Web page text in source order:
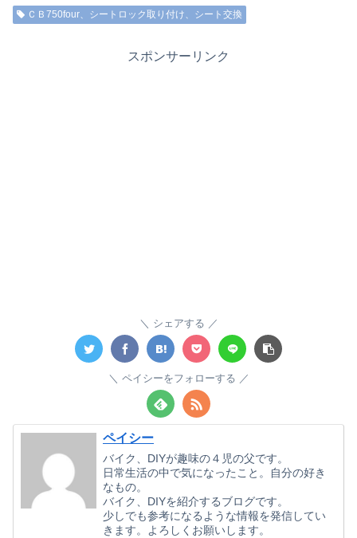
ＣＢ750four、シートロック取り付け、シート交換
スポンサーリンク
シェアする
ペイシーをフォローする
ペイシー
バイク、DIYが趣味の４児の父です。
日常生活の中で気になったこと。自分の好き
なもの。
バイク、DIYを紹介するブログです。
少しでも参考になるような情報を発信してい
きます。よろしくお願いします。